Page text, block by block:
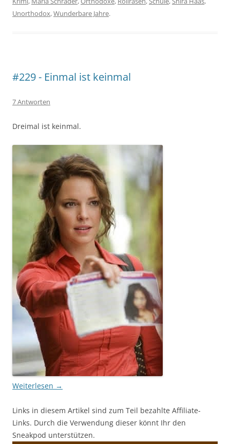
Unorthodox,Wunderbare Jahre.
#229 - Einmal ist keinmal
7 Antworten
Dreimal ist keinmal.
Weiterlesen →
Links in diesem Artikel sind zum Teil bezahlte Affiliate-
Links. Durch die Verwendung dieser könnt Ihr den
Sneakpod unterstützen.